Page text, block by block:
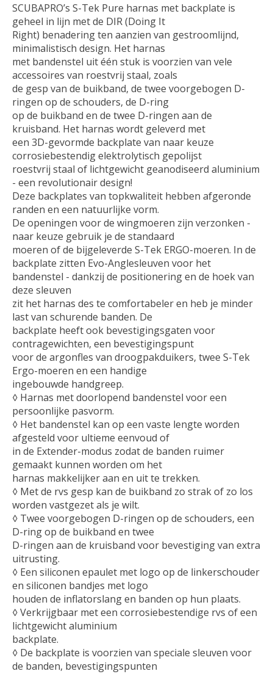
SCUBAPRO’s S-Tek Pure harnas met backplate is
geheel in lijn met de DIR (Doing It
Right) benadering ten aanzien van gestroomlijnd,
minimalistisch design. Het harnas
met bandenstel uit één stuk is voorzien van vele
accessoires van roestvrij staal, zoals
de gesp van de buikband, de twee voorgebogen D-
ringen op de schouders, de D-ring
op de buikband en de twee D-ringen aan de
kruisband. Het harnas wordt geleverd met
een 3D-gevormde backplate van naar keuze
corrosiebestendig elektrolytisch gepolijst
roestvrij staal of lichtgewicht geanodiseerd aluminium
- een revolutionair design!
Deze backplates van topkwaliteit hebben afgeronde
randen en een natuurlijke vorm.
De openingen voor de wingmoeren zijn verzonken -
naar keuze gebruik je de standaard
moeren of de bijgeleverde S-Tek ERGO-moeren. In de
backplate zitten Evo-Anglesleuven voor het
bandenstel - dankzij de positionering en de hoek van
deze sleuven
zit het harnas des te comfortabeler en heb je minder
last van schurende banden. De
backplate heeft ook bevestigingsgaten voor
contragewichten, een bevestigingspunt
voor de argonfles van droogpakduikers, twee S-Tek
Ergo-moeren en een handige
ingebouwde handgreep.
◊ Harnas met doorlopend bandenstel voor een
persoonlijke pasvorm.
◊ Het bandenstel kan op een vaste lengte worden
afgesteld voor ultieme eenvoud of
in de Extender-modus zodat de banden ruimer
gemaakt kunnen worden om het
harnas makkelijker aan en uit te trekken.
◊ Met de rvs gesp kan de buikband zo strak of zo los
worden vastgezet als je wilt.
◊ Twee voorgebogen D-ringen op de schouders, een
D-ring op de buikband en twee
D-ringen aan de kruisband voor bevestiging van extra
uitrusting.
◊ Een siliconen epaulet met logo op de linkerschouder
en siliconen bandjes met logo
houden de inflatorslang en banden op hun plaats.
◊ Verkrijgbaar met een corrosiebestendige rvs of een
lichtgewicht aluminium
backplate.
◊ De backplate is voorzien van speciale sleuven voor
de banden, bevestigingspunten